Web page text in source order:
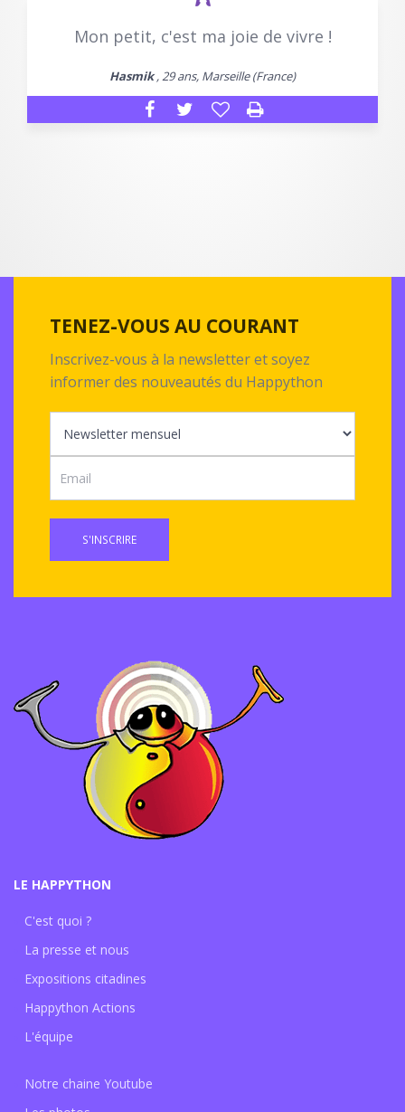
Mon petit, c'est ma joie de vivre !
Hasmik, 29 ans, Marseille (France)
TENEZ-VOUS AU COURANT
Inscrivez-vous à la newsletter et soyez
informer des nouveautés du Happython
S'INSCRIRE
LE HAPPYTHON
C'est quoi ?
La presse et nous
Expositions citadines
Happython Actions
L'équipe
Notre chaine Youtube